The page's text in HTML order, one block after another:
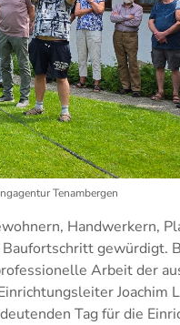
Tenambergen
Handwerkern,
gewürdigt.
Arbeit der
Joachim
Tag für die